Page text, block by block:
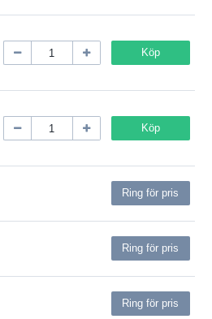
Köp
Köp
Ring för pris
Ring för pris
Ring för pris